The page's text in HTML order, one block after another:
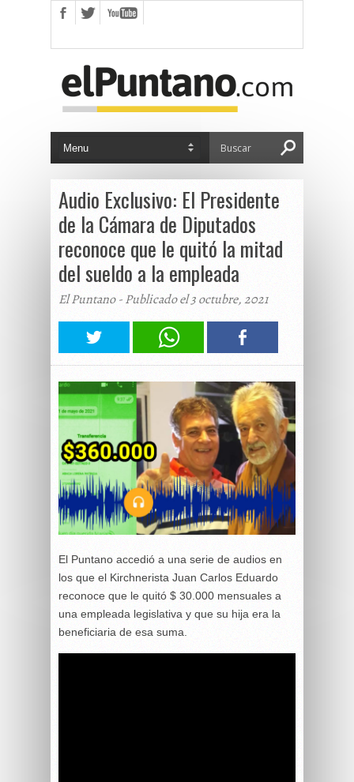
Audio Exclusivo: El Presidente
de la Cámara de Diputados
reconoce que le quitó la mitad
del sueldo a la empleada
El Puntano - Publicado el 3 octubre, 2021
El Puntano accedió a una serie de audios en
los que el Kirchnerista Juan Carlos Eduardo
reconoce que le quitó $ 30.000 mensuales a
una empleada legislativa y que su hija era la
beneficiaria de esa suma.